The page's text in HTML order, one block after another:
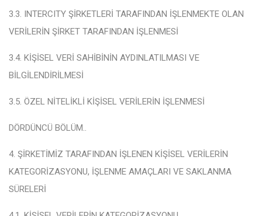
3.3. INTERCITY ŞİRKETLERİ TARAFINDAN İŞLENMEKTE OLAN
VERİLERİN ŞİRKET TARAFINDAN İŞLENMESİ
3.4. KİŞİSEL VERİ SAHİBİNİN AYDINLATILMASI VE
BİLGİLENDİRİLMESİ
3.5. ÖZEL NİTELİKLİ KİŞİSEL VERİLERİN İŞLENMESİ
DÖRDÜNCÜ BÖLÜM..
4. ŞİRKETİMİZ TARAFINDAN İŞLENEN KİŞİSEL VERİLERİN
KATEGORİZASYONU, İŞLENME AMAÇLARI VE SAKLANMA
SÜRELERİ